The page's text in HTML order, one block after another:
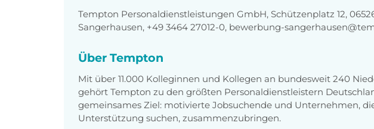
Tempton Personaldienstleistungen GmbH, Schützenplatz 12,
Sangerhausen, +49 3464 27012-0, bewerbung-
Über Tempton
Mit über 11.000 Kolleginnen und Kollegen an bundesweit 240
gehört Tempton zu den größten Personaldienstleistern
gemeinsames Ziel: motivierte Jobsuchende und Unternehmen,
Unterstützung suchen, zusammenzubringen.